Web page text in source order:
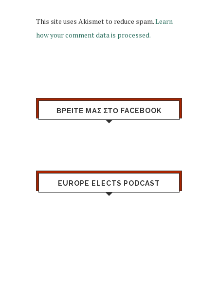
This site uses Akismet to reduce spam.Learn
how your comment data is processed.
ΒΡΕΙΤΕ ΜΑΣ ΣΤΟ FACEBOOK
EUROPE ELECTS PODCAST